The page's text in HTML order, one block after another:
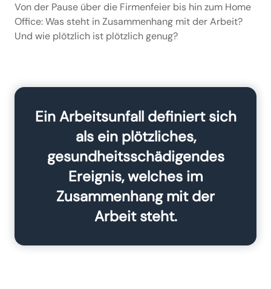
Von der Pause über die Firmenfeier bis hin zum Home
Office: Was steht in Zusammenhang mit der Arbeit?
Und wie plötzlich ist plötzlich genug?
Ein Arbeitsunfall definiert sich
als ein plötzliches,
gesundheitsschädigendes
Ereignis, welches im
Zusammenhang mit der
Arbeit steht.